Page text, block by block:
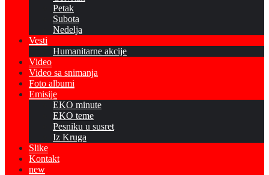
Petak
Subota
Nedelja
Vesti
Humanitarne akcije
Video
Video sa snimanja
Foto albumi
Emisije
EKO minute
EKO teme
Pesniku u susret
Iz Kruga
Slike
Kontakt
new